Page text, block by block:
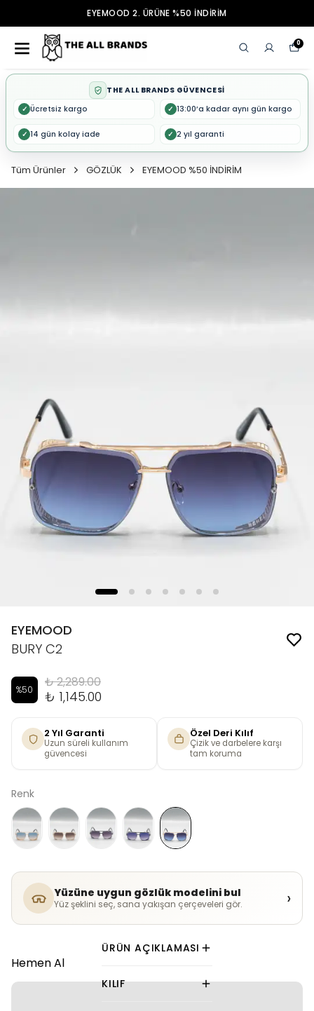
EYEMOOD 2. ÜRÜNE %50 İNDİRİM
0
THE ALL BRANDS GÜVENCESİ
✓ Ücretsiz kargo ✓ 13:00’a kadar aynı gün kargo
✓ 14 gün kolay iade ✓ 2 yıl garanti
Tüm Ürünler GÖZLÜK EYEMOOD %50 İNDİRİM
EYEMOOD
BURY C2
%50 ₺ 2,289.00
₺ 1,145.00
2 Yıl Garanti
Uzun süreli kullanım
güvencesi
Özel Deri Kılıf
Çizik ve darbelere karşı
tam koruma
Renk
Yüzüne uygun gözlük modelini bul
Yüz şeklini seç, sana yakışan çerçeveleri gör. ›
Hemen Al
ÜRÜN AÇIKLAMASI
KILIF